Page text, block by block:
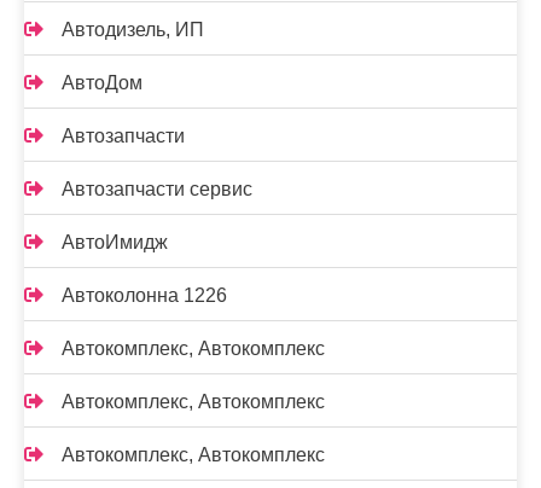
Автодизель, ИП
АвтоДом
Автозапчасти
Автозапчасти сервис
АвтоИмидж
Автоколонна 1226
Автокомплекс, Автокомплекс
Автокомплекс, Автокомплекс
Автокомплекс, Автокомплекс